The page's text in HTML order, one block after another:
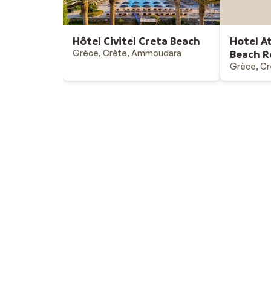
Hôtel Civitel Creta Beach
Grèce, Crète, Ammoudara
Hotel
Beach
Grèce,